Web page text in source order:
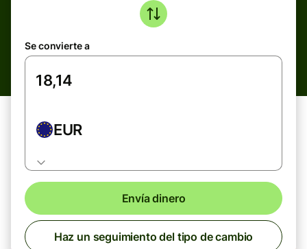
Se convierte a
EUR
Envía dinero
Haz un seguimiento del tipo de cambio